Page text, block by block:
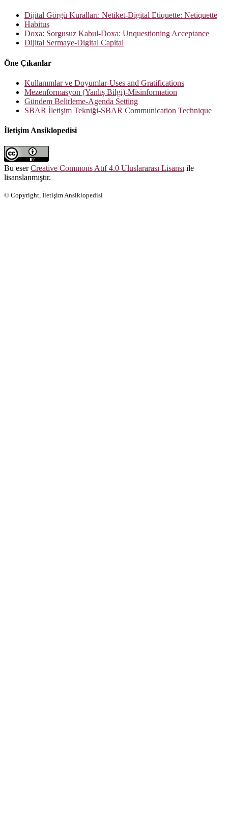
Dijital Görgü Kuralları: Netiket-Digital Etiquette: Netiquette
Habitus
Doxa: Sorgusuz Kabul-Doxa: Unquestioning Acceptance
Dijital Sermaye-Digital Capital
Öne Çıkanlar
Kullanımlar ve Doyumlar-Uses and Gratifications
Mezenformasyon (Yanlış Bilgi)-Misinformation
Gündem Belirleme-Agenda Setting
SBAR İletişim Tekniği-SBAR Communication Technique
İletişim Ansiklopedisi
Bu eserCreative Commons Atıf 4.0 Uluslararası Lisansı ile
lisanslanmıştır.
© Copyright, İletişim Ansiklopedisi